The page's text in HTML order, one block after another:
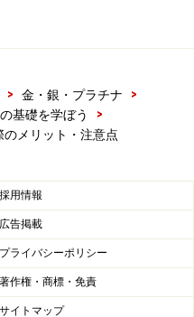
> 金・銀・プラチナ
>
基礎を学ぼう
>
メリット・注意点
採用情報
広告掲載
プライバシーポリシー
著作権・商標・免責
サイトマップ